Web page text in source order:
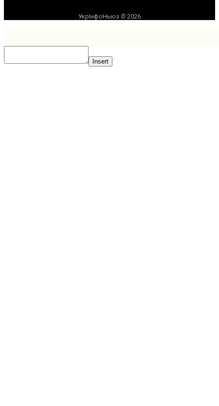
УкрІнфоНьюз © 2026
Insert